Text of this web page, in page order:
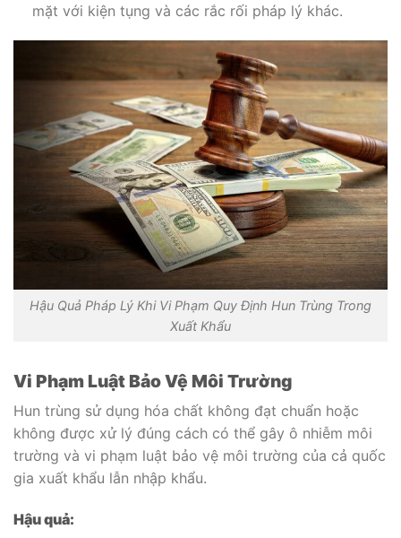
mặt với kiện tụng và các rắc rối pháp lý khác.
Hậu Quả Pháp Lý Khi Vi Phạm Quy Định Hun Trùng Trong
Xuất Khẩu
Vi Phạm Luật Bảo Vệ Môi Trường
Hun trùng sử dụng hóa chất không đạt chuẩn hoặc
không được xử lý đúng cách có thể gây ô nhiễm môi
trường và vi phạm luật bảo vệ môi trường của cả quốc
gia xuất khẩu lẫn nhập khẩu.
Hậu quả: